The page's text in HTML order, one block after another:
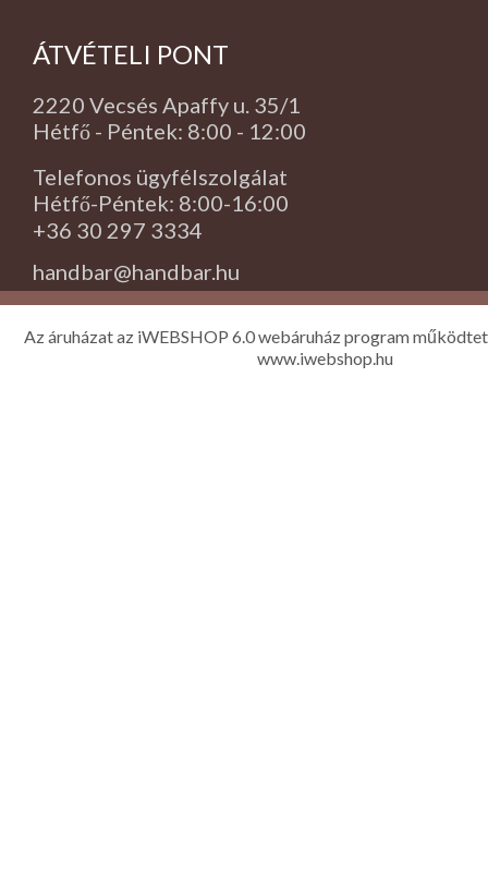
ÁTVÉTELI PONT
2220 Vecsés Apaffy u. 35/1
Hétfő - Péntek: 8:00 - 12:00
Telefonos ügyfélszolgálat
Hétfő-Péntek: 8:00-16:00
+36 30 297 3334
handbar@handbar.hu
Az áruházat az iWEBSHOP 6.0 webáruház program
www.iwebshop.hu